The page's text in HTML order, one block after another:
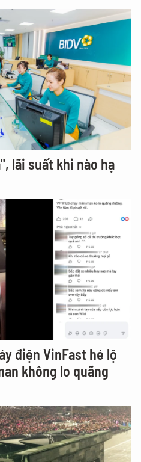
lãi suất khi nào hạ
điện VinFast hé lộ
không lo quãng